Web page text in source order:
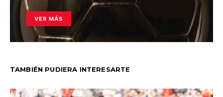
VER MÁS
TAMBIÉN PUDIERA INTERESARTE